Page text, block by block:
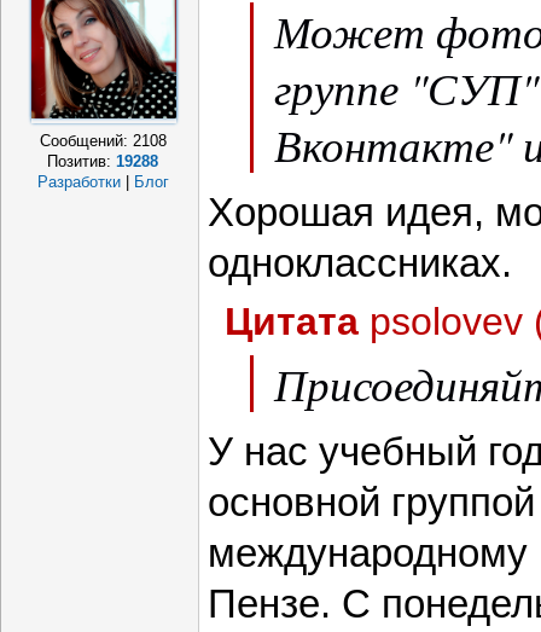
Сообщений: 2108
Позитив:19288
Разработки
Блог
Может фото
группе
Вконтакте"
Хорошая идея,
одноклассниках.
Цитата psolovev
У нас учебный
основной
международному
Пензе. С